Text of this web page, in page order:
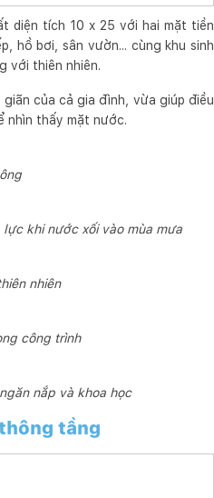
diện tích 10 x 25 với hai mặt tiền
hồ bơi, sân vườn... cùng khu sinh
với thiên nhiên.
của cả gia đình, vừa giúp điều
nhìn thấy mặt nước.
khi nước xối vào mùa mưa
nhiên
công trình
nắp và khoa học
tầng